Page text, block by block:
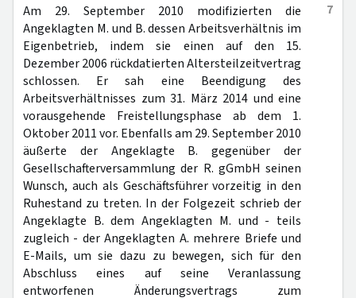
7
Am 29. September 2010 modifizierten die
Angeklagten M. und B. dessen Arbeitsverhältnis im
Eigenbetrieb, indem sie einen auf den 15.
Dezember 2006 rückdatierten Altersteilzeitvertrag
schlossen. Er sah eine Beendigung des
Arbeitsverhältnisses zum 31. März 2014 und eine
vorausgehende Freistellungsphase ab dem 1.
Oktober 2011 vor. Ebenfalls am 29. September 2010
äußerte der Angeklagte B. gegenüber der
Gesellschafterversammlung der R. gGmbH seinen
Wunsch, auch als Geschäftsführer vorzeitig in den
Ruhestand zu treten. In der Folgezeit schrieb der
Angeklagte B. dem Angeklagten M. und - teils
zugleich - der Angeklagten A. mehrere Briefe und
E-Mails, um sie dazu zu bewegen, sich für den
Abschluss eines auf seine Veranlassung
entworfenen Änderungsvertrags zum